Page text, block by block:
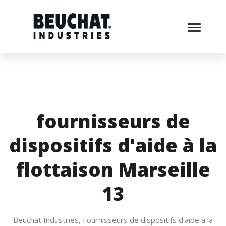
fournisseurs de
dispositifs d'aide à la
flottaison Marseille
13
Beuchat Industries, Fournisseurs de dispositifs d'aide à la